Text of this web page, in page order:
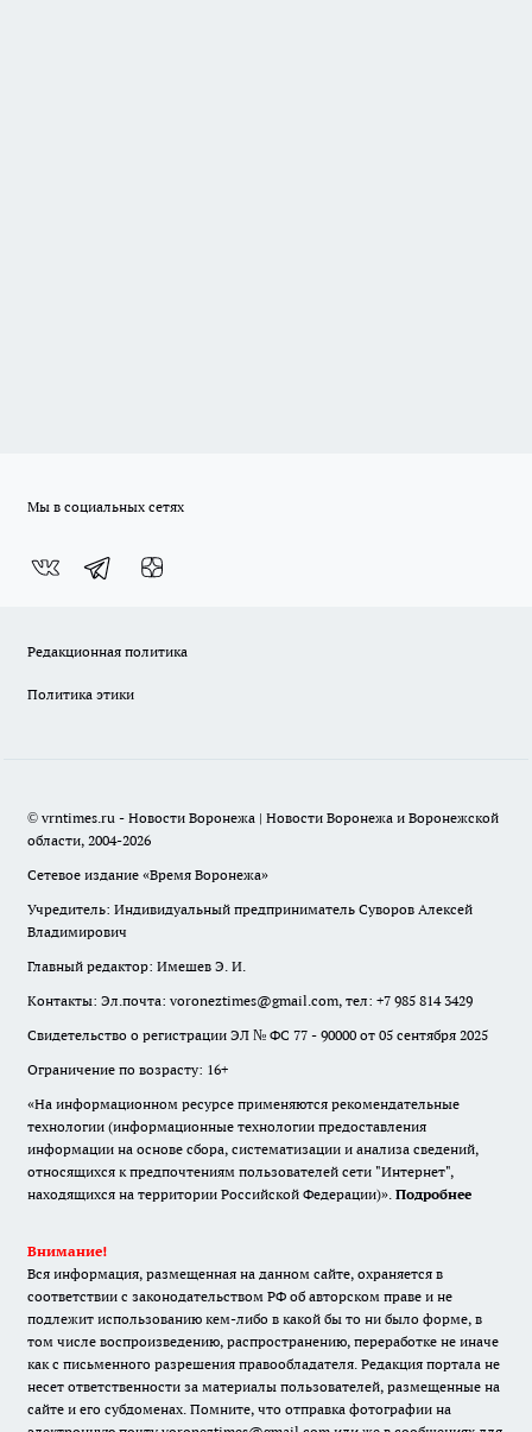
Мы в социальных сетях
Редакционная политика
Политика этики
© vrntimes.ru - Новости Воронежа | Новости Воронежа и Воронежской
области, 2004-2026
Сетевое издание «Время Воронежа»
Учредитель: Индивидуальный предприниматель Суворов Алексей
Владимирович
Главный редактор: Имешев Э. И.
Контакты: Эл.почта: voroneztimes@gmail.com, тел: +7 985 814 3429
Свидетельство о регистрации ЭЛ № ФС 77 - 90000 от 05 сентября 2025
Ограничение по возрасту: 16+
«На информационном ресурсе применяются рекомендательные
технологии (информационные технологии предоставления
информации на основе сбора, систематизации и анализа сведений,
относящихся к предпочтениям пользователей сети "Интернет",
находящихся на территории Российской Федерации)». Подробнее
Внимание!
Вся информация, размещенная на данном сайте, охраняется в
соответствии с законодательством РФ об авторском праве и не
подлежит использованию кем-либо в какой бы то ни было форме, в
том числе воспроизведению, распространению, переработке не иначе
как с письменного разрешения правообладателя. Редакция портала не
несет ответственности за материалы пользователей, размещенные на
сайте и его субдоменах. Помните, что отправка фотографии на